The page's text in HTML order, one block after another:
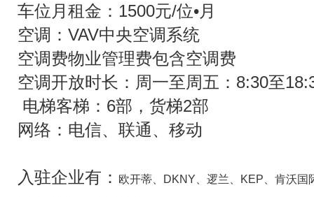
车位月租金：1500元/位•月
空调：VAV中央空调系统
空调费物业管理费包含空调费
空调开放时长：周一至周五：8:30至
电梯客梯：6部，货梯2部
网络：电信、联通、移动
入驻企业有：
欧开蒂、DKNY、逻兰、KEP、肯沃